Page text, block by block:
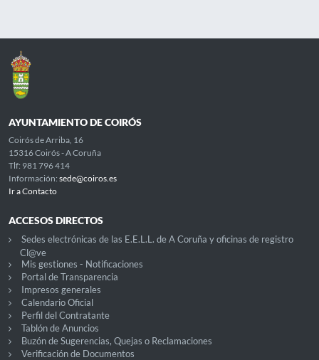
AYUNTAMIENTO DE COIRÓS
Coirós de Arriba, 16
15316 Coirós - A Coruña
Tlf: 981 796 414
Información: sede@coiros.es
Ir a Contacto
ACCESOS DIRECTOS
Sedes electrónicas de las E.E.L.L. de A Coruña y oficinas de registro
Cl@ve
Mis gestiones - Notificaciones
Portal de Transparencia
Impresos generales
Calendario Oficial
Perfil del Contratante
Tablón de Anuncios
Buzón de Sugerencias, Quejas o Reclamaciones
Verificación de Documentos